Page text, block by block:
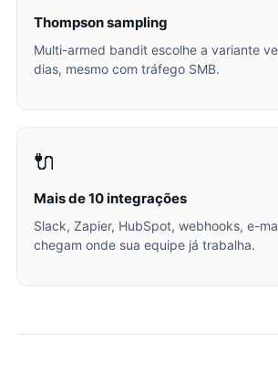
Thompson sampling
Multi-armed bandit escolhe a variante
dias, mesmo com tráfego SMB.
🔌
Mais de 10 integrações
Slack, Zapier, HubSpot, webhooks, e-
chegam onde sua equipe já trabalha.